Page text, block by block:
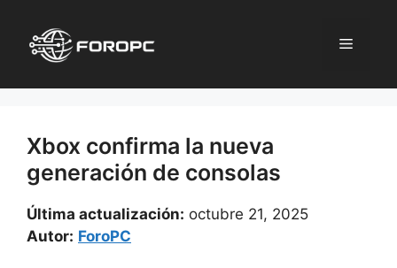
contenido
Menú
Xbox confirma la nueva
generación de consolas
Última actualización: octubre 21, 2025
Autor: ForoPC